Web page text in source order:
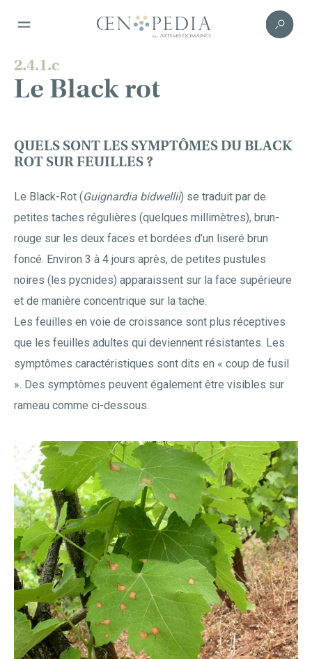
2.4.1.c
Le Black rot
QUELS SONT LES SYMPTÔMES DU BLACK
ROT SUR FEUILLES ?
Le Black-Rot (Guignardia bidwellii) se traduit par de
petites taches régulières (quelques millimètres), brun-
rouge sur les deux faces et bordées d’un liseré brun
foncé. Environ 3 à 4 jours après, de petites pustules
noires (les pycnides) apparaissent sur la face supérieure
et de manière concentrique sur la tache.
Les feuilles en voie de croissance sont plus réceptives
que les feuilles adultes qui deviennent résistantes. Les
symptômes caractéristiques sont dits en « coup de fusil
». Des symptômes peuvent également être visibles sur
rameau comme ci-dessous.